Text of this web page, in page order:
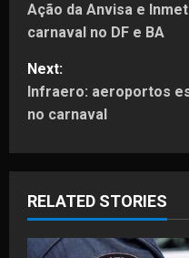
o
s
t
a
v
i
Ação da Anvisa e
carnaval no DF e BA
Next:
Infraero: aeroportos
no carnaval
RELATED STORIES